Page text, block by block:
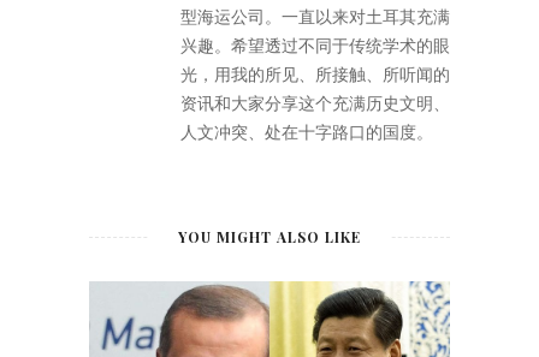
型海运公司。一直以来对土耳其充满
兴趣。希望透过不同于传统学术的眼
光，用我的所见、所接触、所听闻的
资讯和大家分享这个充满历史文明、
人文冲突、处在十字路口的国度。
YOU MIGHT ALSO LIKE